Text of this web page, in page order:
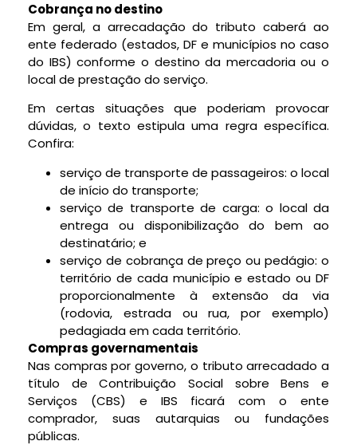
Cobrança no destino
Em geral, a arrecadação do tributo caberá ao
ente federado (estados, DF e municípios no caso
do IBS) conforme o destino da mercadoria ou o
local de prestação do serviço.
Em certas situações que poderiam provocar
dúvidas, o texto estipula uma regra específica.
Confira:
serviço de transporte de passageiros: o local
de início do transporte;
serviço de transporte de carga: o local da
entrega ou disponibilização do bem ao
destinatário; e
serviço de cobrança de preço ou pedágio: o
território de cada município e estado ou DF
proporcionalmente à extensão da via
(rodovia, estrada ou rua, por exemplo)
pedagiada em cada território.
Compras governamentais
Nas compras por governo, o tributo arrecadado a
título de Contribuição Social sobre Bens e
Serviços (CBS) e IBS ficará com o ente
comprador, suas autarquias ou fundações
públicas.